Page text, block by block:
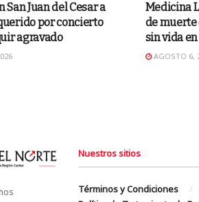
San Juan del Cesar a
por concierto
agravado
Medicina
de
sin vida
AGOSTO 6,
Nuestros sitios
Términos y Condiciones